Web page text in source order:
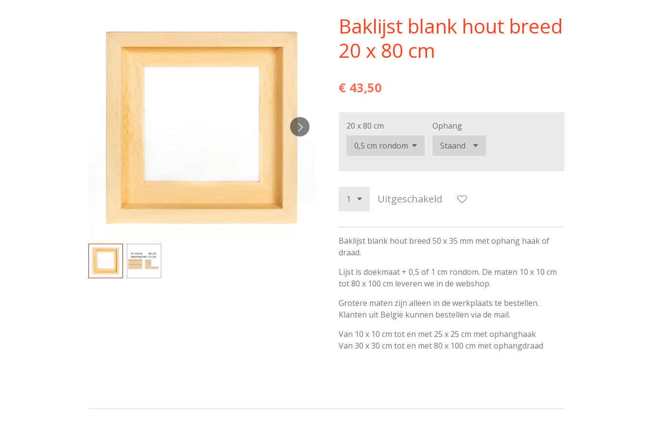
Baklijst blank hout breed
20 x 80 cm
€ 43,50
20 x 80 cm Ophang
Uitgeschakeld
Baklijst blank hout breed 50 x 35 mm met ophang haak of
draad.
Lijst is doekmaat + 0,5 of 1 cm rondom. De maten 10 x 10 cm
tot 80 x 100 cm leveren we in de webshop.
Grotere maten zijn alleen in de werkplaats te bestellen.
Klanten uit België kunnen bestellen via de mail.
Van 10 x 10 cm tot en met 25 x 25 cm met ophanghaak
Van 30 x 30 cm tot en met 80 x 100 cm met ophangdraad